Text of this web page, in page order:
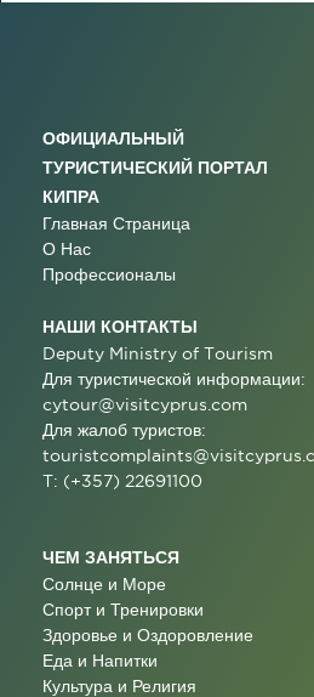
ОФИЦИАЛЬНЫЙ
ТУРИСТИЧЕСКИЙ ПОРТАЛ
КИПРА
Главная Страница
О Нас
Профессионалы
НАШИ КОНТАКТЫ
Deputy Ministry of Tourism
Для туристической информации:
cytour@visitcyprus.com
Для жалоб туристов:
T: (+357) 22691100
ЧЕМ ЗАНЯТЬСЯ
Солнце и Море
Спорт и Тренировки
Здоровье и Оздоровление
Еда и Напитки
Культура и Религия